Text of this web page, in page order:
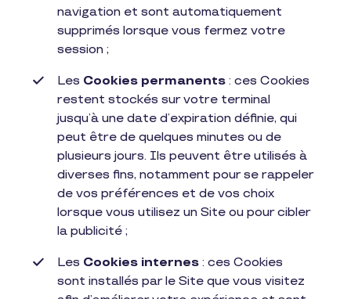
navigation et sont automatiquement
supprimés lorsque vous fermez votre
session ;
Les Cookies permanents : ces Cookies
restent stockés sur votre terminal
jusqu’à une date d’expiration définie, qui
peut être de quelques minutes ou de
plusieurs jours. Ils peuvent être utilisés à
diverses fins, notamment pour se rappeler
de vos préférences et de vos choix
lorsque vous utilisez un Site ou pour cibler
la publicité ;
Les Cookies internes : ces Cookies
sont installés par le Site que vous visitez